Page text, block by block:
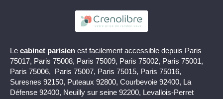
Le cabinet parisien est facilement accessible depuis Paris
75017, Paris 75008, Paris 75009, Paris 75002, Paris 75001,
Paris 75006, Paris 75007, Paris 75015, Paris 75016,
Suresnes 92150, Puteaux 92800, Courbevoie 92400, La
Défense 92400, Neuilly sur seine 92200, Levallois-Perret